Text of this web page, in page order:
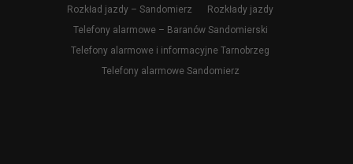
Rozkład jazdy – Sandomierz
Rozkłady jazdy
Telefony alarmowe – Baranów Sandomierski
Telefony alarmowe i informacyjne Tarnobrzeg
Telefony alarmowe Sandomierz